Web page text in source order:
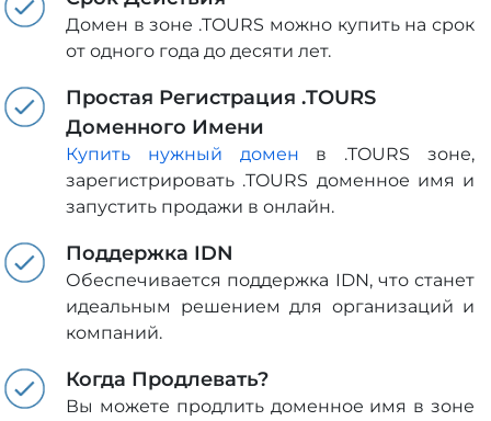
Домен в зоне .TOURS можно купить на срок
от одного года до десяти лет.
Простая Регистрация .TOURS
Доменного Имени
Купить нужный домен в .TOURS зоне,
зарегистрировать .TOURS доменное имя и
запустить продажи в онлайн.
Поддержка IDN
Обеспечивается поддержка IDN, что станет
идеальным решением для организаций и
компаний.
Когда Продлевать?
Вы можете продлить доменное имя в зоне